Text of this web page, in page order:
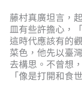
藤村真廣坦言，
皿有些許擔心，
這時代應該有的
菜色，他先以臺
去構思。不曾想
「像是打開和食